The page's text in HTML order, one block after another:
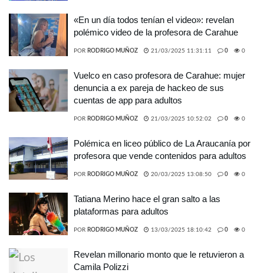
«En un día todos tenían el video»: revelan
polémico video de la profesora de Carahue
POR RODRIGO MUÑOZ 21/03/2025 11:31:11 0 0
Vuelco en caso profesora de Carahue: mujer
denuncia a ex pareja de hackeo de sus
cuentas de app para adultos
POR RODRIGO MUÑOZ 21/03/2025 10:52:02 0 0
Polémica en liceo público de La Araucanía por
profesora que vende contenidos para adultos
POR RODRIGO MUÑOZ 20/03/2025 13:08:50 0 0
Tatiana Merino hace el gran salto a las
plataformas para adultos
POR RODRIGO MUÑOZ 13/03/2025 18:10:42 0 0
Revelan millonario monto que le retuvieron a
Camila Polizzi